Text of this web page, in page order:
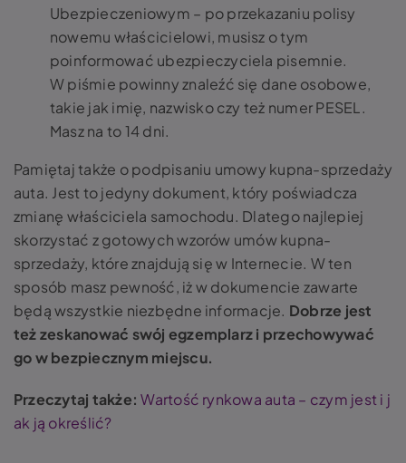
Ubezpieczeniowym – po przekazaniu polisy
nowemu właścicielowi, musisz o tym
poinformować ubezpieczyciela pisemnie.
W piśmie powinny znaleźć się dane osobowe,
takie jak imię, nazwisko czy też numer PESEL.
Masz na to 14 dni.
Pamiętaj także o podpisaniu umowy kupna-sprzedaży
auta. Jest to jedyny dokument, który poświadcza
zmianę właściciela samochodu. Dlatego najlepiej
skorzystać z gotowych wzorów umów kupna-
sprzedaży, które znajdują się w Internecie. W ten
sposób masz pewność, iż w dokumencie zawarte
będą wszystkie niezbędne informacje. Dobrze jest
też zeskanować swój egzemplarz i przechowywać
go w bezpiecznym miejscu.
Przeczytaj także:Wartość rynkowa auta – czym jest i j
ak ją określić?